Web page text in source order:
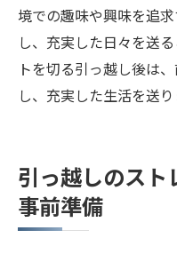
境での趣味や興味を追
し、充実した日々を送
トを切る引っ越し後は
し、充実した生活を送り
引っ越しのスト
事前準備